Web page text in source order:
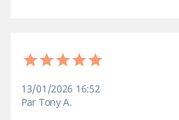
13/01/2026 16:52
Par Tony A.